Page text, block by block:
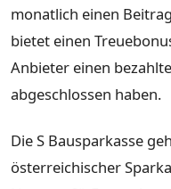
monatlich einen
bietet einen
Anbieter einen
abgeschlossen haben.
Die S Bausparkasse
österreichischer